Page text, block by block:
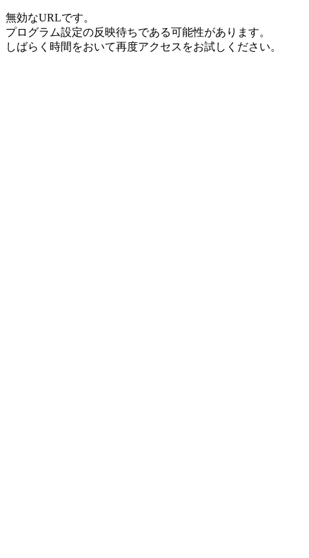
無効なURLです。
プログラム設定の反映待ちである可能性があります。
しばらく時間をおいて再度アクセスをお試しください。